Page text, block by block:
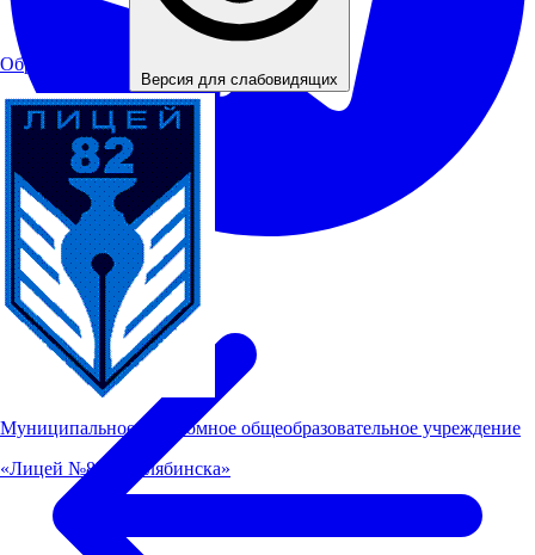
Обратная связь
Версия для слабовидящих
Муниципальное автономное общеобразовательное учреждение
«Лицей №82 г. Челябинска»
Telegram